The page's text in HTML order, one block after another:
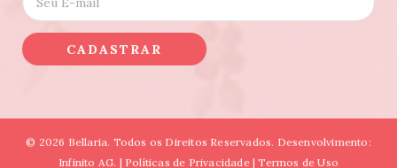
*-
m
a
i
CADASTRAR
© 2026 Bellaria. Todos os Direitos Reservados. Desenvolvimento:
Infinito AG. | Políticas de Privacidade|Termos de Uso